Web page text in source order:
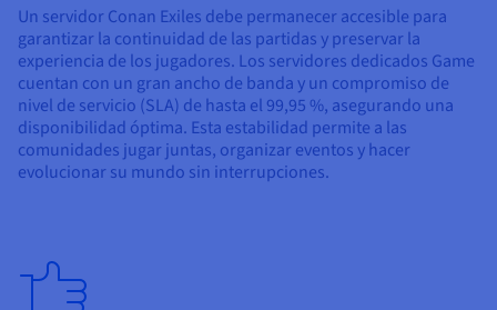
Un servidor Conan Exiles debe permanecer accesible para
garantizar la continuidad de las partidas y preservar la
experiencia de los jugadores. Los servidores dedicados Game
cuentan con un gran ancho de banda y un compromiso de
nivel de servicio (SLA) de hasta el 99,95 %, asegurando una
disponibilidad óptima. Esta estabilidad permite a las
comunidades jugar juntas, organizar eventos y hacer
evolucionar su mundo sin interrupciones.